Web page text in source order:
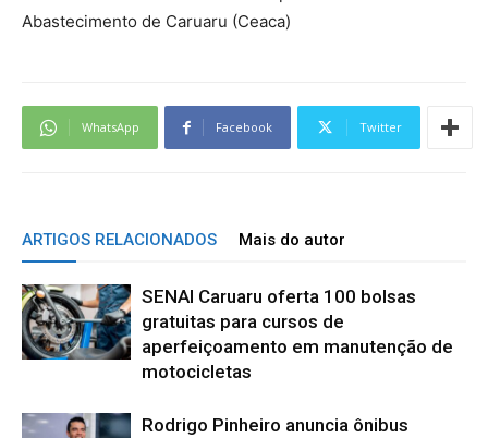
Abastecimento de Caruaru (Ceaca)
WhatsApp Facebook Twitter
ARTIGOS RELACIONADOS Mais do autor
SENAI Caruaru oferta 100 bolsas
gratuitas para cursos de
aperfeiçoamento em manutenção de
motocicletas
Rodrigo Pinheiro anuncia ônibus